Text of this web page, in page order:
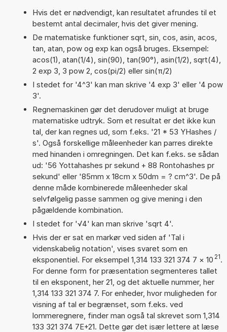
Hvis det er nødvendigt, kan resultatet afrundes til et
bestemt antal decimaler, hvis det giver mening.
De matematiske funktioner sqrt, sin, cos, asin, acos,
tan, atan, pow og exp kan også bruges. Eksempel:
acos(1), atan(1/4), sin(90), tan(90°), asin(1/2), sqrt(4),
2 exp 3, 3 pow 2, cos(pi/2) eller sin(π/2)
I stedet for '4^3' kan man skrive '4 exp 3' eller '4 pow
3'.
Regnemaskinen gør det derudover muligt at bruge
matematiske udtryk. Som et resultat er det ikke kun
tal, der kan regnes ud, som f.eks. '21 * 53 YHashes /
s'. Også forskellige måleenheder kan parres direkte
med hinanden i omregningen. Det kan f.eks. se sådan
ud: '56 Yottahashes pr sekund + 88 Rontohashes pr
sekund' eller '85mm x 18cm x 50dm = ? cm^3'. De på
denne måde kombinerede måleenheder skal
selvfølgelig passe sammen og give mening i den
pågældende kombination.
I stedet for '√4' kan man skrive 'sqrt 4'.
Hvis der er sat en markør ved siden af 'Tal i
videnskabelig notation', vises svaret som en
eksponentiel. For eksempel 1,314 133 321 374 7 × 10 21.
For denne form for præsentation segmenteres tallet
til en eksponent, her 21, og det aktuelle nummer, her
1,314 133 321 374 7. For enheder, hvor muligheden for
visning af tal er begrænset, som f.eks. ved
lommeregnere, finder man også tal skrevet som 1,314
133 321 374 7E+21. Dette gør det især lettere at læse